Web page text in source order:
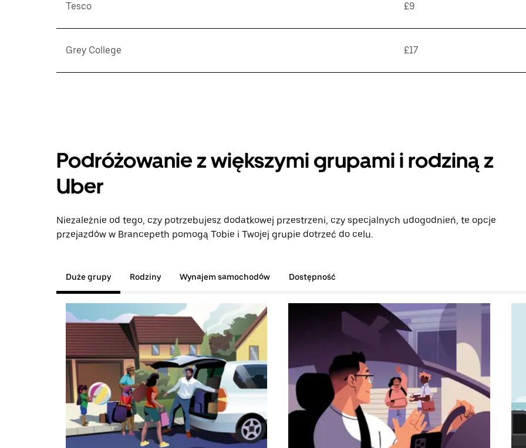
Tesco £9
Grey College £17
Podróżowanie z większymi grupami i rodziną z
Uber
Niezależnie od tego, czy potrzebujesz dodatkowej przestrzeni, czy specjalnych udogodnień, te opcje
przejazdów w Brancepeth pomogą Tobie i Twojej grupie dotrzeć do celu.
Duże grupy Rodziny Wynajem samochodów Dostępność